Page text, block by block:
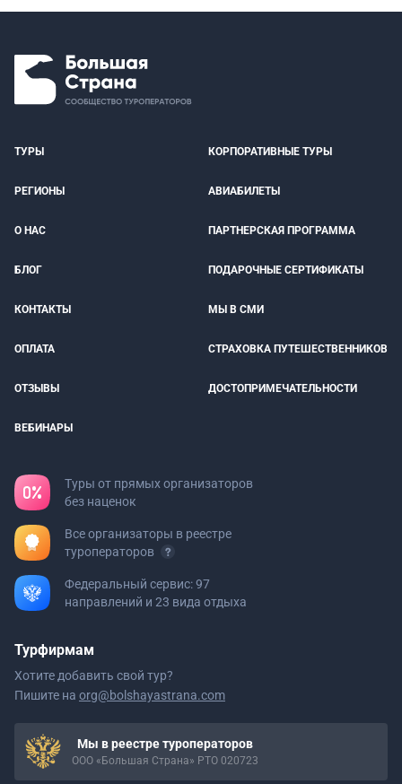
ТУРЫ КОРПОРАТИВНЫЕ ТУРЫ
РЕГИОНЫ АВИАБИЛЕТЫ
О НАС ПАРТНЕРСКАЯ ПРОГРАММА
БЛОГ ПОДАРОЧНЫЕ СЕРТИФИКАТЫ
КОНТАКТЫ МЫ В СМИ
ОПЛАТА СТРАХОВКА ПУТЕШЕСТВЕННИКОВ
ОТЗЫВЫ ДОСТОПРИМЕЧАТЕЛЬНОСТИ
ВЕБИНАРЫ
Туры от прямых организаторов
без наценок
Все организаторы в реестре
туроператоров
Федеральный сервис: 97
направлений и 23 вида отдыха
Турфирмам
Хотите добавить свой тур?
Пишите на org@bolshayastrana.com
Мы в реестре туроператоров
ООО «Большая Страна» РТО 020723